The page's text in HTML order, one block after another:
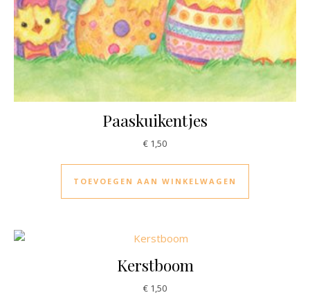
Paaskuikentjes
€ 1,50
TOEVOEGEN AAN WINKELWAGEN
Kerstboom
€ 1,50